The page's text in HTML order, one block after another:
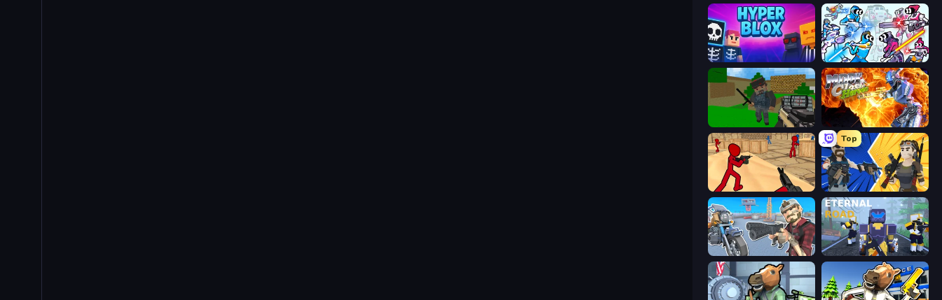
Hyperblox Shooting Space Wars Battleground
Crazy Pixel Apocalypse Moon Clash Heroes
Stickman Counter Terror Strike
Top
BuildNow GG
Shoot and Drive Eternal Road